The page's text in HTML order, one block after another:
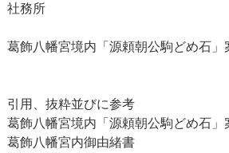
社務所
葛飾八幡宮境内「源頼朝公駒どめ石」
引用、抜粋並びに参考
葛飾八幡宮境内「源頼朝公駒どめ石」
葛飾八幡宮内御由緒書